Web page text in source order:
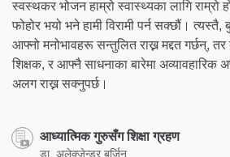
स्वस्थकर भोजन हाम्रो स्वास्थ्यका लागि राम्रो
फोहोर भयो भने हामी विरामी पर्न सक्छौं। त्यस्तै,
आफ्नो मनोभावहरू सन्तुलित राख्न मद्दत गर्छन्, तर
शिक्षक, र आफ्नै साधनाका बारेमा अव्यावहारिक
अलग राख्न सक्नुपर्छ।
आध्यात्मिक गुरुसँग शिक्षा ग्रहण
डा. अलेक्जेन्डर बर्जिन